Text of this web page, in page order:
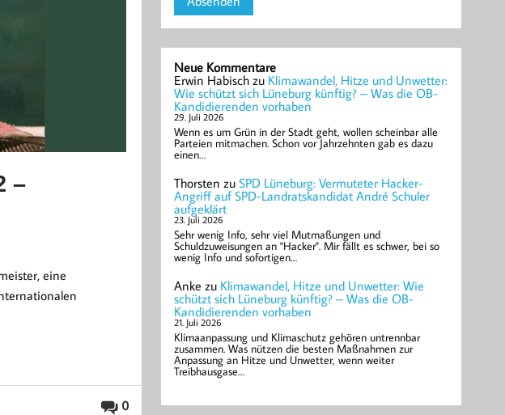
–
eine
0
Neue Kommentare
Erwin Habisch zu Klimawandel, Hitze und Unwetter:
Wie schützt sich Lüneburg künftig? – Was die OB-
Kandidierenden vorhaben
29. Juli 2026
Wenn es um Grün in der Stadt geht, wollen scheinbar alle
Parteien mitmachen. Schon vor Jahrzehnten gab es dazu
einen…
Thorsten zuSPD Lüneburg: Vermuteter Hacker-
Angriff auf SPD-Landratskandidat André Schuler
aufgeklärt
23. Juli 2026
Sehr wenig Info, sehr viel Mutmaßungen und
Schuldzuweisungen an "Hacker". Mir fällt es schwer, bei so
wenig Info und sofortigen…
Anke zu Klimawandel, Hitze und Unwetter: Wie
schützt sich Lüneburg künftig? – Was die OB-
Kandidierenden vorhaben
21. Juli 2026
Klimaanpassung und Klimaschutz gehören untrennbar
zusammen. Was nützen die besten Maßnahmen zur
Anpassung an Hitze und Unwetter, wenn weiter
Treibhausgase…